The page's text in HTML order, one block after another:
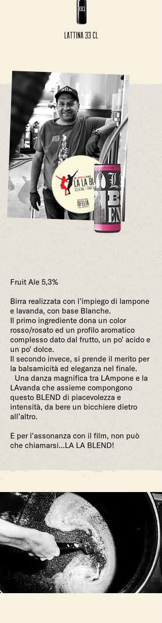
Lattina 33 cl
Fruit Ale 5,3%
Birra realizzata con l’impiego di lampone
e lavanda, con base Blanche.
Il primo ingrediente dona un color
rosso/rosato ed un profilo aromatico
complesso dato dal frutto, un po’ acido e
un po’ dolce.
Il secondo invece, si prende il merito per
la balsamicità ed eleganza nel finale.
Una danza magnifica tra LAmpone e la
LAvanda che assieme compongono
questo BLEND di piacevolezza e
intensità, da bere un bicchiere dietro
all’altro.
E per l'assonanza con il film, non può
che chiamarsi...LA LA BLEND!